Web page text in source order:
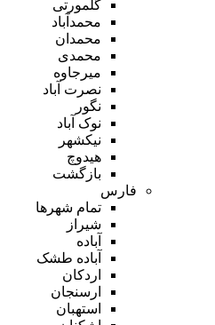
گلمورتی
محمدآباد
محمدان
محمدی
میرجاوه
نصرت آباد
نگور
نوک آباد
نیکشهر
هیدوچ
بازگشت
فارس
تمام شهر‌ها
شیراز
آباده
آباده طشک
اردکان
ارسنجان
استهبان